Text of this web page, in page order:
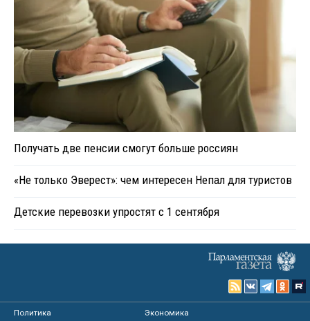
Получать две пенсии смогут больше россиян
«Не только Эверест»: чем интересен Непал для туристов
Детские перевозки упростят с 1 сентября
Политика
Экономика